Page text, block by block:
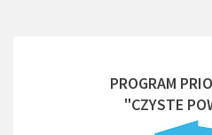
PROGRAM
"CZYSTE